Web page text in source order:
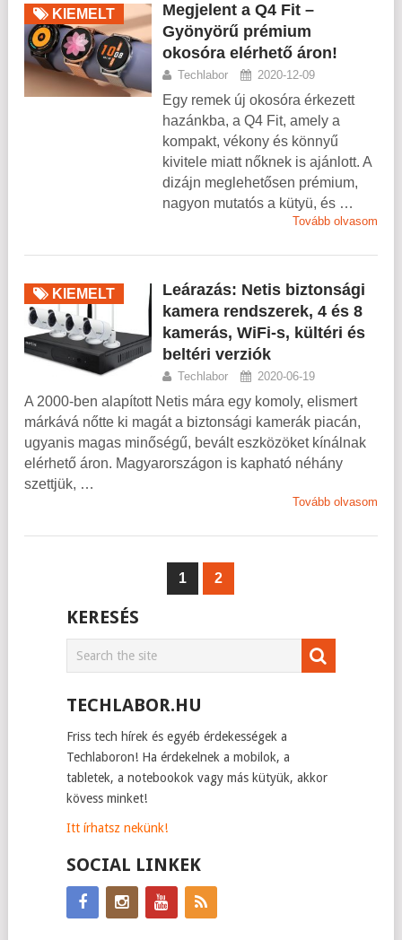
KIEMELT
Megjelent a Q4 Fit –
Gyönyörű prémium
okosóra elérhető áron!
Techlabor 2020-12-09
Egy remek új okosóra érkezett
hazánkba, a Q4 Fit, amely a
kompakt, vékony és könnyű
kivitele miatt nőknek is ajánlott. A
dizájn meglehetősen prémium,
nagyon mutatós a kütyü, és …
Tovább olvasom
KIEMELT
Leárazás: Netis biztonsági
kamera rendszerek, 4 és 8
kamerás, WiFi-s, kültéri és
beltéri verziók
Techlabor 2020-06-19
A 2000-ben alapított Netis mára egy komoly, elismert
márkává nőtte ki magát a biztonsági kamerák piacán,
ugyanis magas minőségű, bevált eszközöket kínálnak
elérhető áron. Magyarországon is kapható néhány
szettjük, …
Tovább olvasom
1 2
KERESÉS
TECHLABOR.HU
Friss tech hírek és egyéb érdekességek a
Techlaboron! Ha érdekelnek a mobilok, a
tabletek, a notebookok vagy más kütyük, akkor
kövess minket!
Itt írhatsz nekünk!
SOCIAL LINKEK